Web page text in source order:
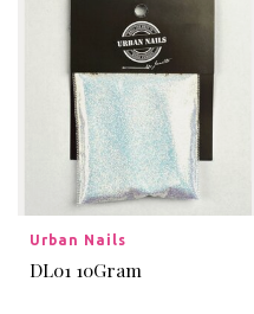
Urban Nails
DL01 10Gram